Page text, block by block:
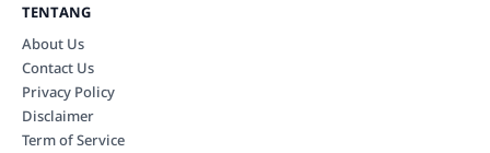
TENTANG
About Us
Contact Us
Privacy Policy
Disclaimer
Term of Service